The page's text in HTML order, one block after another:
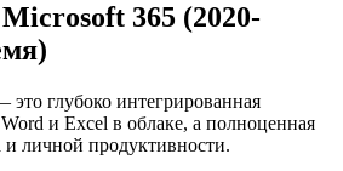
365 (2020-
глубоко интегрированная
и Excel в облаке, а полноценная
и личной продуктивности.